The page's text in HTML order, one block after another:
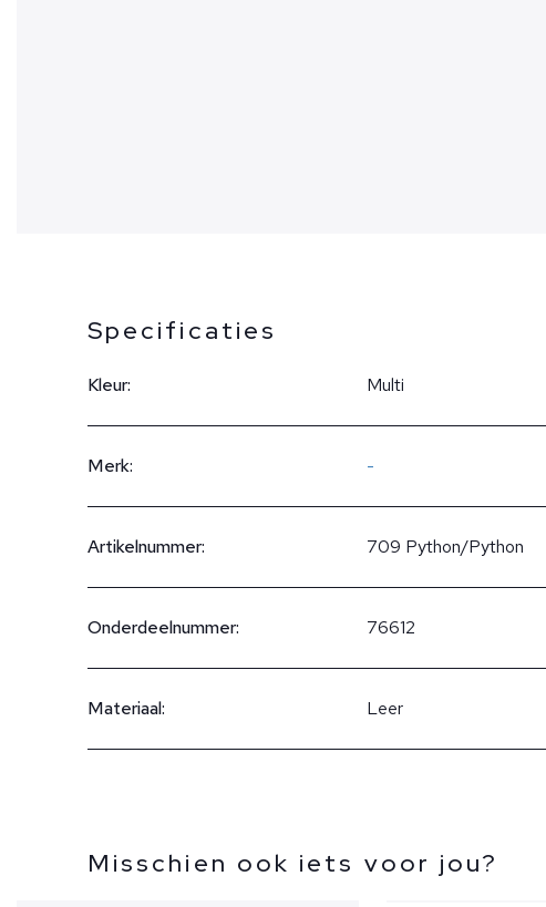
Specificaties
Kleur: Multi
Merk: -
Artikelnummer: 709 Python/Python
Onderdeelnummer: 76612
Materiaal: Leer
Misschien ook iets voor jou?